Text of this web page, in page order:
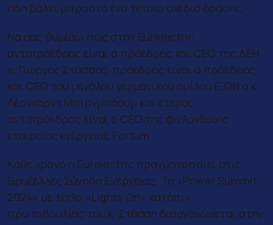
ήδη βάλει μπροστά ένα τέτοιο σχέδιο δράσης.
Να σας θυμίσω πως στην Eurelectric
αντιπρόεδρος είναι ο πρόεδρος και CEO της ΔΕΗ
κ. Γιώργος Στάσσης, πρόεδρος είναι ο πρόεδρος
και CEO του μεγάλου γερμανικού ομίλου E.ON ο κ.
Λέονχαρντ Μπιρνμπάουμ και έτερος
αντιπρόεδρος είναι ο CEO της φινλανδικής
εταιρείας ενέργειας Fortum.
Κάθε χρόνο η Eurelectric πραγματοποιεί στις
Βρυξέλλες Σύνοδο Ενέργειας. Το «Power Summit
2024» με τίτλο «Lights On» κατόπιν
πρωτοβουλίας του κ. Στάσση διοργανώνεται στην